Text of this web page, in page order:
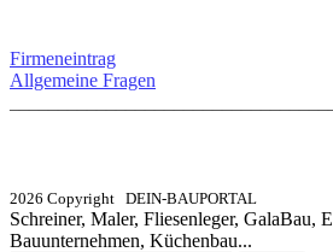
Firmeneintrag
Allgemeine Fragen
2026 Copyright DEIN-BAUPORTAL
Schreiner, Maler, Fliesenleger, GalaBau,
Bauunternehmen, Küchenbau...